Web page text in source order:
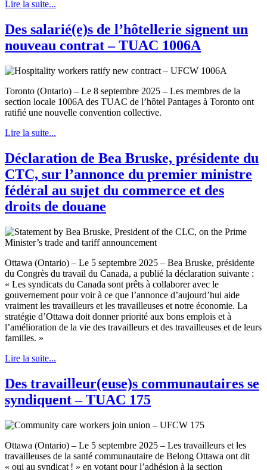
Lire la suite...
Des salarié(e)s de l’hôtellerie signent un
nouveau contrat – TUAC 1006A
Toronto (Ontario) – Le 8 septembre 2025 – Les membres de la
section locale 1006A des TUAC de l’hôtel Pantages à Toronto ont
ratifié une nouvelle convention collective.
Lire la suite...
Déclaration de Bea Bruske, présidente du
CTC, sur l’annonce du premier ministre
fédéral au sujet du commerce et des
droits de douane
Ottawa (Ontario) – Le 5 septembre 2025 – Bea Bruske, présidente
du Congrès du travail du Canada, a publié la déclaration suivante :
« Les syndicats du Canada sont prêts à collaborer avec le
gouvernement pour voir à ce que l’annonce d’aujourd’hui aide
vraiment les travailleurs et les travailleuses et notre économie. La
stratégie d’Ottawa doit donner priorité aux bons emplois et à
l’amélioration de la vie des travailleurs et des travailleuses et de leurs
familles. »
Lire la suite...
Des travailleur(euse)s communautaires se
syndiquent – TUAC 175
Ottawa (Ontario) – Le 5 septembre 2025 – Les travailleurs et les
travailleuses de la santé communautaire de Belong Ottawa ont dit
« oui au syndicat ! » en votant pour l’adhésion à la section